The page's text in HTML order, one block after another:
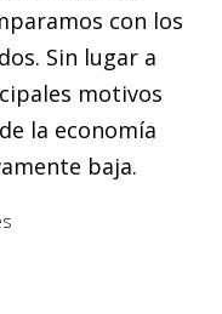
con los
Sin lugar a
motivos
la economía
baja.